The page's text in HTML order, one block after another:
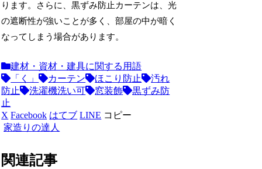
ります。さらに、黒ずみ防止カーテンは、光
の遮断性が強いことが多く、部屋の中が暗く
なってしまう場合があります。
建材・資材・建具に関する用語
「く」
カーテン ほこり防止
汚れ
防止
洗濯機洗い可 窓装飾
黒ずみ防
止
X Facebook はてブ LINE コピー
家造りの達人
関連記事